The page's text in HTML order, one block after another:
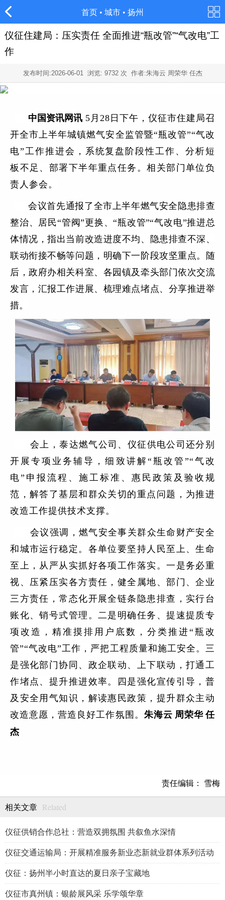
首页 • 城市 • 扬州
仪征住建局：压实责任 全面推进“瓶改管”“气改电”工
作
发布时间:2026-06-01 浏览: 9732 次 作者:朱海云 周荣华 任杰
中国资讯网讯 5月28日下午，仪征市住建局召
开全市上半年城镇燃气安全监管暨“瓶改管”“气改
电”工作推进会，系统复盘阶段性工作、分析短
板不足、部署下半年重点任务。相关部门单位负
责人参会。
会议首先通报了全市上半年燃气安全隐患排查
整治、居民“管阀”更换、“瓶改管”“气改电”推进总
体情况，指出当前改造进度不均、隐患排查不深、
联动衔接不畅等问题，明确下一阶段攻坚重点。随
后，政府办相关科室、各园镇及牵头部门依次交流
发言，汇报工作进展、梳理难点堵点、分享推进举
措。
会上，泰达燃气公司、仪征供电公司还分别
开展专项业务辅导，细致讲解“瓶改管”“气改
电”申报流程、施工标准、惠民政策及验收规
范，解答了基层和群众关切的重点问题，为推进
改造工作提供技术支撑。
会议强调，燃气安全事关群众生命财产安全
和城市运行稳定。各单位要坚持人民至上、生命
至上，从严从实抓好各项工作落实。一是务必重
视、压紧压实各方责任，健全属地、部门、企业
三方责任，常态化开展全链条隐患排查，实行台
账化、销号式管理。二是明确任务、提速提质专
项改造，精准摸排用户底数，分类推进“瓶改
管”“气改电”工作，严把工程质量和施工安全。三
是强化部门协同、政企联动、上下联动，打通工
作堵点、提升推进效率。四是强化宣传引导，普
及安全用气知识，解读惠民政策，提升群众主动
改造意愿，营造良好工作氛围。 朱海云 周荣华 任
杰
责任编辑： 雪梅
相关文章 Related
仪征供销合作总社：营造双拥氛围 共叙鱼水深情
仪征交通运输局：开展精准服务新业态新就业群体系列活动
仪征：扬州半小时直达的夏日亲子宝藏地
仪征市真州镇：银龄展风采 乐学颂华章